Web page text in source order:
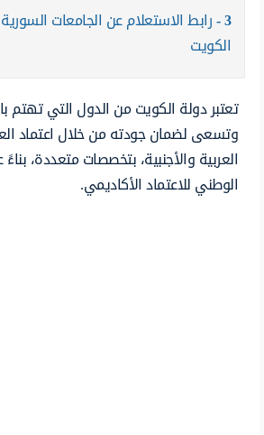
3 رابط الاستعلام عن الجامعات
الكويت
تعتبر دولة الكويت من الدول التي تهتم
وتسعى لضمان جودته من خلال اعتماد
العربية والأجنبية، بتخصصات متعددة،
الوطني للاعتماد الأكاديمي.